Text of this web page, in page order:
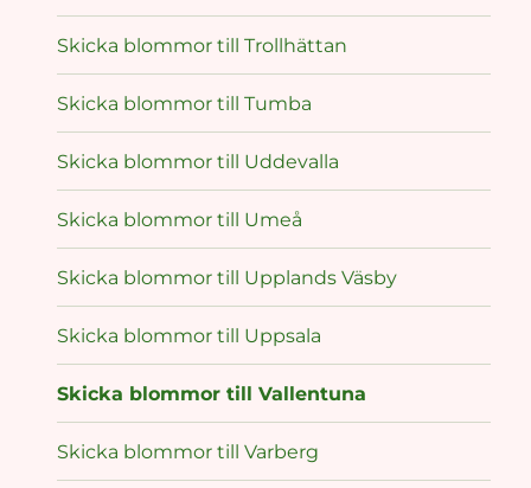
Skicka blommor till Trollhättan
Skicka blommor till Tumba
Skicka blommor till Uddevalla
Skicka blommor till Umeå
Skicka blommor till Upplands Väsby
Skicka blommor till Uppsala
Skicka blommor till Vallentuna
Skicka blommor till Varberg